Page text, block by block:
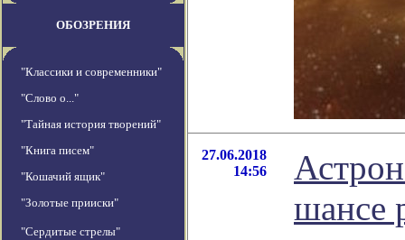
ОБОЗРЕНИЯ
"Классики и современники"
"Слово о..."
"Тайная история творений"
"Книга писем"
"Кошачий ящик"
"Золотые прииски"
"Сердитые стрелы"
27.06.2018
14:56
шансе